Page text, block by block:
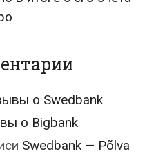
о Swedbank
о Bigbank
Swedbank — Põlva